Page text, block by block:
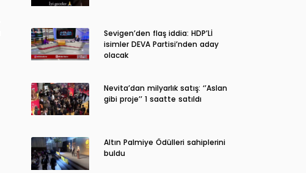
Sevigen’den flaş iddia: HDP’Lİ
isimler DEVA Partisi’nden aday
olacak
Nevita’dan milyarlık satış: ‘’Aslan
gibi proje’’ 1 saatte satıldı
Altın Palmiye Ödülleri sahiplerini
buldu